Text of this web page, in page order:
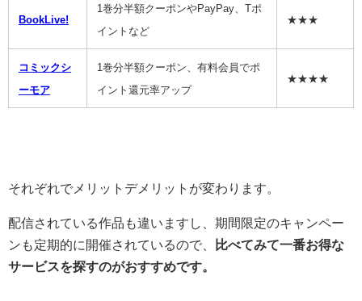
BookLive!
1巻分半額クーポンやPayPay、Tポ
イントなど
★★★
コミックシ
ーモア
1巻分半額クーポン、有料会員でポ
イント還元率アップ
★★★★
それぞれでメリットデメリットが変わります。
配信されている作品も違いますし、期間限定のキャンペー
ンも定期的に開催されているので、
比べてみて一番お得な
サービスを探すのがおすすめです。